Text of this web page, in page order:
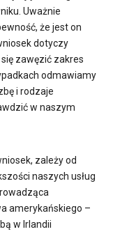
Uważnie
że jest on
dotyczy
zawęzić zakres
odmawiamy
i rodzaje
w naszym
zależy od
naszych usług
amerykańskiego –
w Irlandii